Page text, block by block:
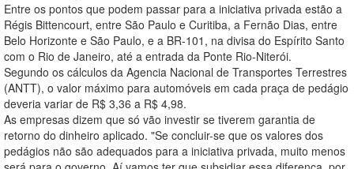
Entre os pontos que podem passar para a iniciativa privada estão a
Régis Bittencourt, entre São Paulo e Curitiba, a Fernão Dias, entre
Belo Horizonte e São Paulo, e a BR-101, na divisa do Espírito Santo
com o Rio de Janeiro, até a entrada da Ponte Rio-Niterói.
Segundo os cálculos da Agencia Nacional de Transportes Terrestres
(ANTT), o valor máximo para automóveis em cada praça de pedágio
deveria variar de R$ 3,36 a R$ 4,98.
As empresas dizem que só vão investir se tiverem garantia de
retorno do dinheiro aplicado. "Se concluir-se que os valores dos
pedágios não são adequados para a iniciativa privada, muito menos